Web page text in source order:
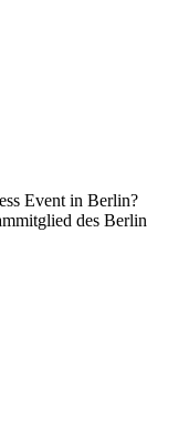
Event in Berlin?
des Berlin